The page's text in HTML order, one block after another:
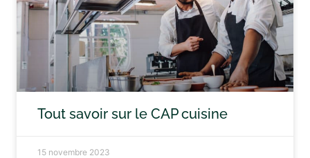
Tout savoir sur le CAP cuisine
15 novembre 2023